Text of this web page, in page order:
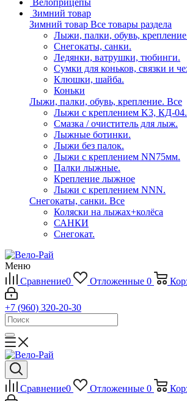
Велоприцепы
Зимний товар
Зимний товар Все товары раздела
Лыжи, палки, обувь,
Снегокаты, санки.
Ледянки, ватрушки, тюбинги.
Сумки для коньков, связки и
Клюшки, шайба.
Коньки
Лыжи, палки, обувь, крепление. Все
Лыжи с креплением K3, КД-04.
Смазка / очиститель для лыж.
Лыжные ботинки.
Лыжи без палок.
Лыжи с креплением NN75мм.
Палки лыжные.
Крепление лыжное
Лыжи с креплением NNN.
Снегокаты, санки. Все
Коляски на лыжах+колёса
САНКИ
Снегокат.
Меню
Сравнение0 Отложенные 0
+7 (960) 320-20-30
Сравнение0 Отложенные 0